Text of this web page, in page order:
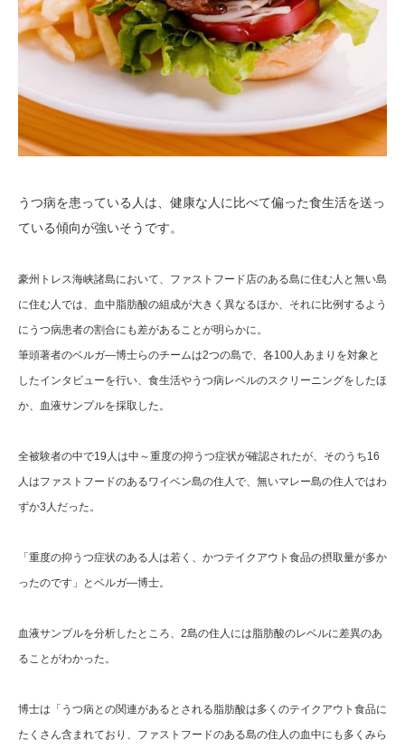
うつ病を患っている人は、健康な人に比べて偏った食生活を送っ
ている傾向が強いそうです。
豪州トレス海峡諸島において、ファストフード店のある島に住む人と無い島
に住む人では、血中脂肪酸の組成が大きく異なるほか、それに比例するよう
にうつ病患者の割合にも差があることが明らかに。
筆頭著者のベルガ―博士らのチームは2つの島で、各100人あまりを対象と
したインタビューを行い、食生活やうつ病レベルのスクリーニングをしたほ
か、血液サンプルを採取した。
全被験者の中で19人は中～重度の抑うつ症状が確認されたが、そのうち16
人はファストフードのあるワイベン島の住人で、無いマレー島の住人ではわ
ずか3人だった。
「重度の抑うつ症状のある人は若く、かつテイクアウト食品の摂取量が多か
ったのです」とベルガ―博士。
血液サンプルを分析したところ、2島の住人には脂肪酸のレベルに差異のあ
ることがわかった。
博士は「うつ病との関連があるとされる脂肪酸は多くのテイクアウト食品に
たくさん含まれており、ファストフードのある島の住人の血中にも多くみら